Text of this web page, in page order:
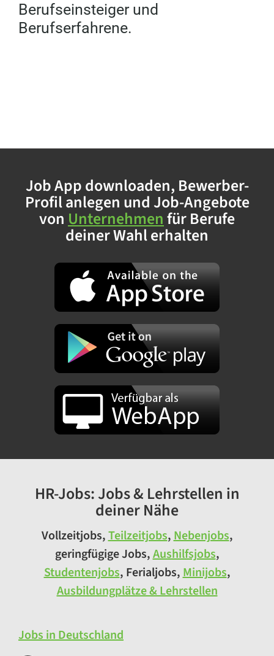
Berufseinsteiger und
Berufserfahrene.
Job App downloaden, Bewerber-
Profil anlegen und Job-Angebote
von Unternehmenfür Berufe
deiner Wahl erhalten
HR-Jobs: Jobs & Lehrstellen in
deiner Nähe
Vollzeitjobs,Teilzeitjobs,Nebenjobs,
geringfügige Jobs,Aushilfsjobs,
Studentenjobs, Ferialjobs,Minijobs,
Ausbildungplätze & Lehrstellen
Jobs in Deutschland